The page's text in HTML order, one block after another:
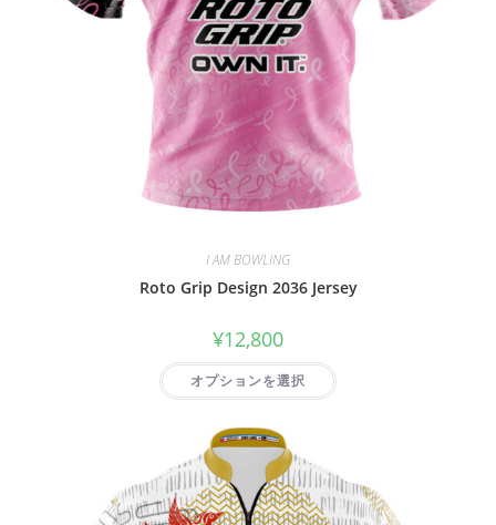
I AM BOWLING
Roto Grip Design 2036 Jersey
¥12,800
オプションを選択